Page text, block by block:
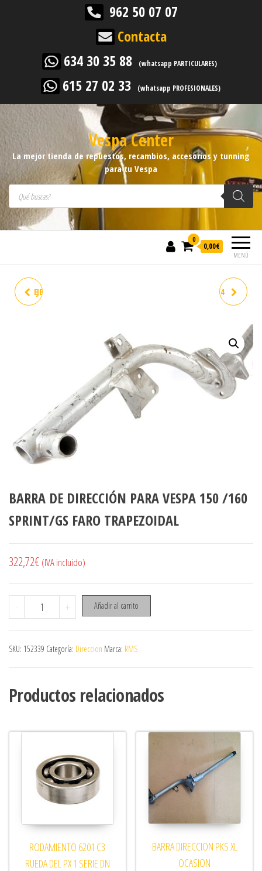
962 50 07 07
Contacta
634 30 35 88
(whatsapp PARTICULARES)
615 27 02 33 (whatsapp PROFESIONALES)
Vespa Center
La mejor tienda de repuestos, recambios, accesorios y tunning
para tu Vespa
Búsqueda de productos
MENÚ
0
0,00€
EJE P.M ET3 XL PKS ORIGINAL BARRA DIRECCIÓN ET2/ET4
BARRA DE DIRECCIÓN PARA VESPA 150 /160
SPRINT/GS FARO TRAPEZOIDAL
322,72€ (IVA incluido)
- BARRA DE DIRECCIÓN PARA VESPA 150 /160 SPRINT/GS FARO
+ Añadir al carrito
SKU: 152339 Categoría: Direccion Marca: RMS
Productos relacionados
RODAMIENTO 6201 C3
RUEDA DEL PX 1 SERIE DN
BARRA DIRECCION PKS XL
OCASION